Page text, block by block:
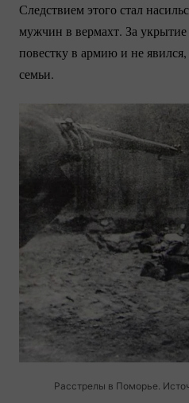
Следствием этого стал
мужчин в вермахт. За укрытие
повестку в армию и не
семьи.
Расстрелы в Поморье.